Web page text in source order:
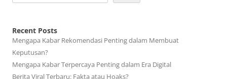
Recent Posts
Mengapa Kabar Rekomendasi Penting dalam Membuat
Keputusan?
Mengapa Kabar Terpercaya Penting dalam Era Digital
Berita Viral Terbaru: Fakta atau Hoaks?